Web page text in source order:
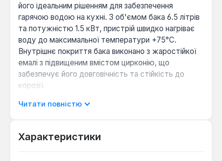
його ідеальним рішенням для забезпечення
гарячою водою на кухні. З об'ємом бака 6.5 літрів
та потужністю 1.5 кВт, пристрій швидко нагріває
воду до максимальної температури +75°С.
Внутрішнє покриття бака виконано з жаростійкої
емалі з підвищеним вмістом цирконію, що
забезпечує його довговічність та стійкість до
корозії.
дозволяє точно контролювати температуру
Читати повністю
Характеристики